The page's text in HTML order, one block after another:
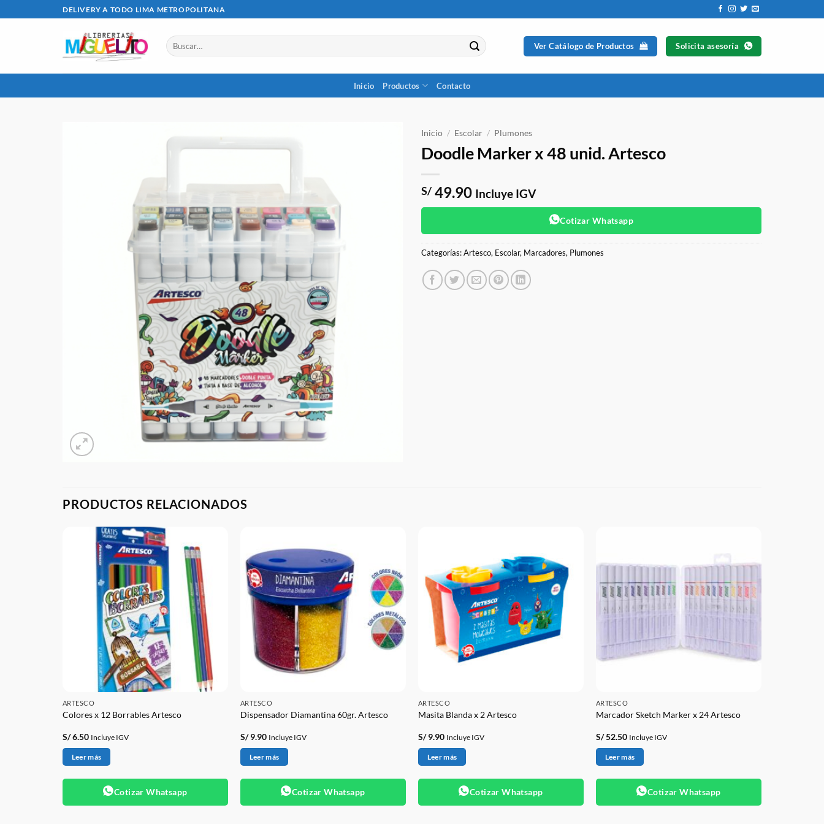
al
DELIVERY A TODO LIMA METROPOLITANA
Buscar
por:
Ver Catálogo de Productos Solicita asesoría
Inicio Productos Contacto
Inicio / Escolar / Plumones
Doodle Marker x 48 unid. Artesco
S/ 49.90 Incluye IGV
Cotizar Whatsapp
Categorías:Artesco, Escolar, Marcadores, Plumones
PRODUCTOS RELACIONADOS
ARTESCO
Colores x 12 Borrables Artesco
S/6.50 Incluye IGV
Leer más
Cotizar Whatsapp
ARTESCO
Dispensador Diamantina 60gr. Artesco
S/9.90 Incluye IGV
Leer más
Cotizar Whatsapp
ARTESCO
Masita Blanda x 2 Artesco
S/9.90 Incluye IGV
Leer más
Cotizar Whatsapp
ARTESCO
Marcador Sketch Marker x 24 Artesco
S/52.50 Incluye IGV
Leer más
Cotizar Whatsapp